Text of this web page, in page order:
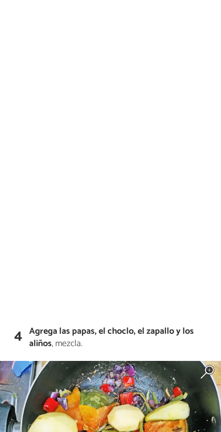
4 Agrega las papas, el choclo, el zapallo y los
aliños, mezcla.